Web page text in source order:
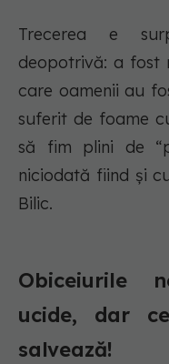
Trecerea e
deopotrivă: a fost
care oamenii au
suferit de foame
să fim plini de
niciodată fiind și
Bilic.
Obiceiurile
ucide, dar
salvează!